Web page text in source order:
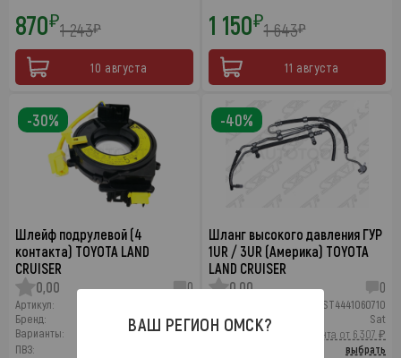
870₽1 243₽
10 августа
1 150₽1 643₽
11 августа
Шлейф подрулевой (4
контакта) TOYOTA LAND
CRUISER
0,00
0
Артикул:
Бренд:
Sat
Варианты:
18 вариантов от 950 ₽
ПВЗ:
-30%
Шланг высокого давления ГУР
1UR / 3UR (Америка) TOYOTA
LAND CRUISER
0,00
0
ST4441060710
Бренд:
Sat
Варианты:
3 варианта от 6 307 ₽
выбрать
-40%
ВАШ РЕГИОН ОМСК?